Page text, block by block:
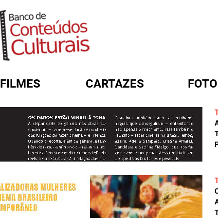
FILMES CARTAZES
FORMULÁRIO DE BUSCA